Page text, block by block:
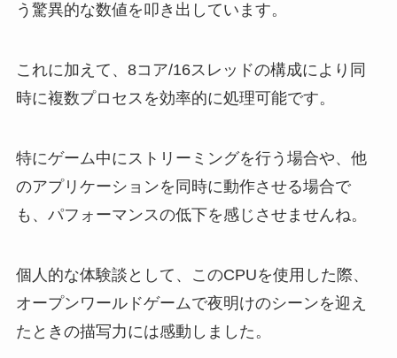
う驚異的な数値を叩き出しています。
これに加えて、8コア/16スレッドの構成により同
時に複数プロセスを効率的に処理可能です。
特にゲーム中にストリーミングを行う場合や、他
のアプリケーションを同時に動作させる場合で
も、パフォーマンスの低下を感じさせませんね。
個人的な体験談として、このCPUを使用した際、
オープンワールドゲームで夜明けのシーンを迎え
たときの描写力には感動しました。